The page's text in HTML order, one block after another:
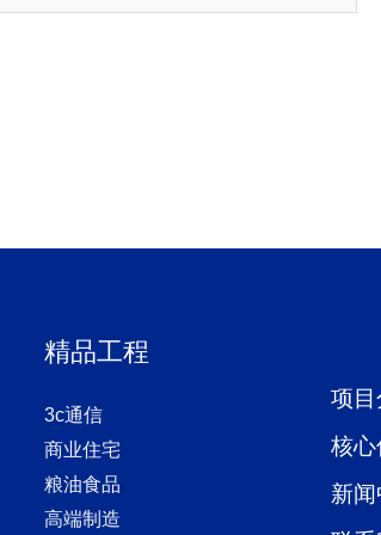
精品工程
3c通信
商业住宅
粮油食品
高端制造
项
核
新